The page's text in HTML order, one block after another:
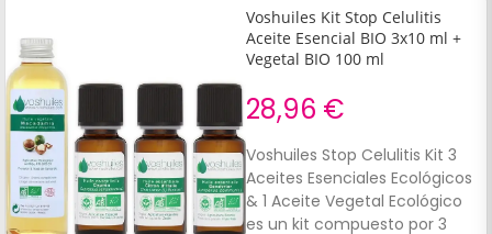
sugerencia: tal vez sería más
fácil utilizarlo en un
atomizador.
Voshuiles Kit Stop Celulitis
Aceite Esencial BIO 3x10 ml +
Vegetal BIO 100 ml
28,96 €
Voshuiles Stop Celulitis Kit 3
Aceites Esenciales Ecológicos
& 1 Aceite Vegetal Ecológico
es un kit compuesto por 3